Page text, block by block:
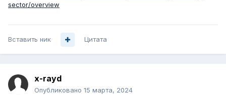
sector/overview
Вставить ник Цитата
x-rayd
Опубликовано 15 марта, 2024